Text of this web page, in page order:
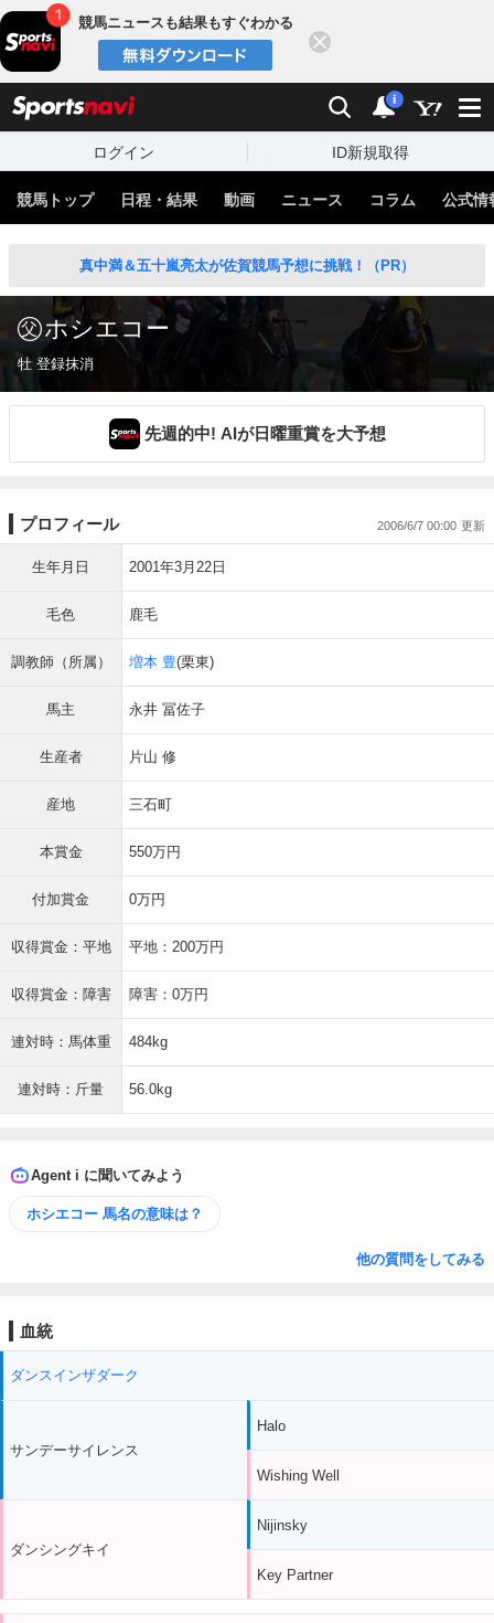
競馬ニュースも結果もすぐわかる
検索 通知
i
ログイン ID新規取得
競馬トップ 日程・結果 動画 ニュース コラム 公式情
真中満＆五十嵐亮太が佐賀競馬予想に挑戦！（PR）
ホシエコー
牡 登録抹消
先週的中! AIが日曜重賞を大予想
プロフィール 2006/6/7 00:00
生年月日 2001年3月22日
毛色 鹿毛
調教師（所属） 増本 豊(栗東)
馬主 永井 冨佐子
生産者 片山 修
産地 三石町
本賞金 550万円
付加賞金 0万円
収得賞金：平地 平地：200万円
収得賞金：障害 障害：0万円
連対時：馬体重 484kg
連対時：斤量 56.0kg
Agent i に聞いてみよう
ホシエコー 馬名の意味は？
他の質問をしてみる
血統
ダンスインザダーク
サンデーサイレンス
ダンシングキイ
Halo
Wishing Well
Nijinsky
Key Partner